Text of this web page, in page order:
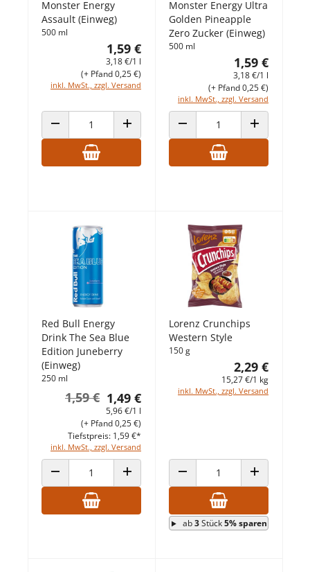
Monster Energy
Assault (Einweg)
500 ml
1,59 €
3,18 €/1 l
inkl. MwSt., zzgl. Versand
(+ Pfand 0,25 €)
ANZAHL VERRINGERNANZAHL ERHÖHEN
Monster Energy Ultra
Golden Pineapple
Zero Zucker (Einweg)
500 ml
1,59 €
3,18 €/1 l
inkl. MwSt., zzgl. Versand
(+ Pfand 0,25 €)
ANZAHL VERRINGERNANZAHL
Red Bull Energy
Drink The Sea Blue
Edition Juneberry
(Einweg)
250 ml
1,49 €
1,59 €
5,96 €/1 l
inkl. MwSt., zzgl. Versand
(+ Pfand 0,25 €)
Tiefstpreis: 1,59 €*
ANZAHL VERRINGERNANZAHL ERHÖHEN
Lorenz Crunchips
Western Style
150 g
2,29 €
15,27 €/1 kg
inkl. MwSt., zzgl. Versand
ANZAHL VERRINGERNANZAHL
ab3Stück5% sparen